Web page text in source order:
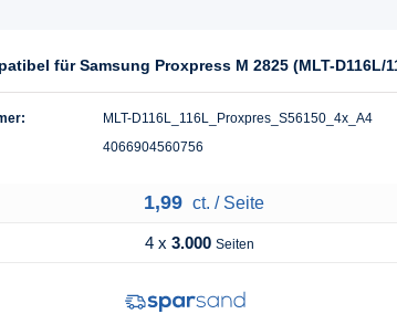
für Samsung Proxpress M 2825 (MLT-D116L/
MLT-D116L_116L_Proxpres_S56150_4x_A4
4066904560756
1,99 ct. / Seite
4 x 3.000 Seiten